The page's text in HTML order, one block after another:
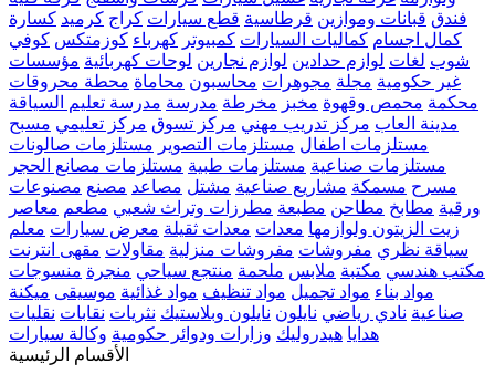
فندق قبانات وموازين قرطاسية قطع سيارات كراج كرميد كسارة
كمال اجسام كماليات السيارات كمبيوتر كهرباء كوزمتكس كوفي
شوب لغات لوازم حدادين لوازم نجارين لوحات كهربائية مؤسسات
غير حكومية مجلة مجوهرات محاسبون محاماة محطة محروقات
محكمة محمص وقهوة مخبز مخرطة مدرسة مدرسة تعليم السياقة
مدينة العاب مركز تدريب مهني مركز تسوق مركز تعليمي مسبح
مستلزمات اطفال مستلزمات التصوير مستلزمات صالونات
مستلزمات صناعية مستلزمات طبية مستلزمات مصانع الحجر
مسرح مسمكة مشاريع صناعية مشتل مصاعد مصنع مصنوعات
ورقية مطابخ مطاحن مطبعة مطرزات وتراث شعبي مطعم معاصر
زيت الزيتون ولوازمها معدات معدات ثقيلة معرض سيارات معلم
سياقة نظري مفروشات مفروشات منزلية مقاولات مقهى انترنت
مكتب هندسي مكتبة ملابس ملحمة منتجع سياحي منجرة منسوجات
مواد بناء مواد تجميل مواد تنظيف مواد غذائية موسيقى ميكنة
صناعية نادي رياضي نايلون نايلون وبلاستيك نثريات نقابات نقليات
هدايا هيدروليك وزارات ودوائر حكومية وكالة سيارات
الأقسام الرئيسية